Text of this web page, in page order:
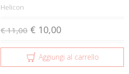
Helicon
€ 11,00 € 10,00
Aggiungi al carrello